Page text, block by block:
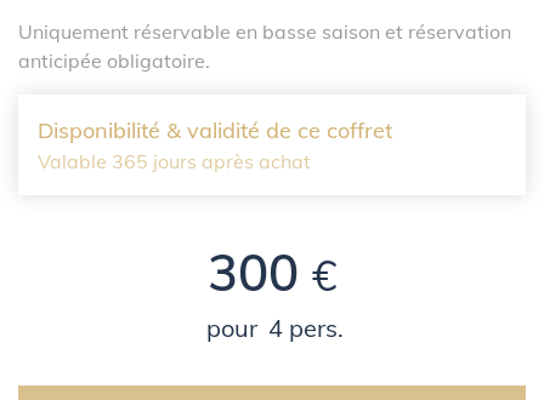
Uniquement réservable en basse saison et réservation
anticipée obligatoire.
Disponibilité & validité de ce coffret
Valable 365 jours après achat
300 €
pour 4 pers.